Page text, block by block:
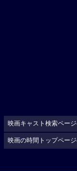
映画キャスト検索ペー
映画の時間トップペー